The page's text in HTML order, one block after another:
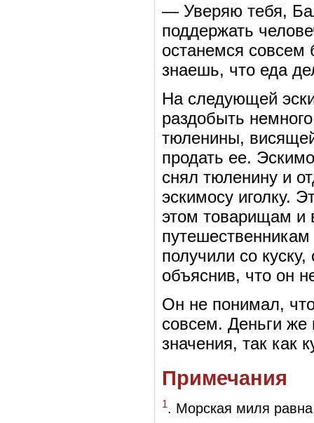
— Уверяю тебя,
поддержать
останемся
знаешь, что еда
На следующей
раздобыть
тюленины,
продать ее.
снял тюленину и
эскимосу иголку.
этом товарищам и
путешественникам
получили со
объяснив, что он
Он не понимал,
совсем. Деньги же
значения, так как
Примечания
1. Морская миля